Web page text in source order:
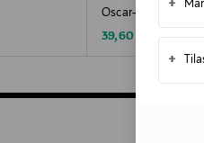
+
+
Oscar-kylpytakki
Discounted Price
39,60 € Original
99,90 €